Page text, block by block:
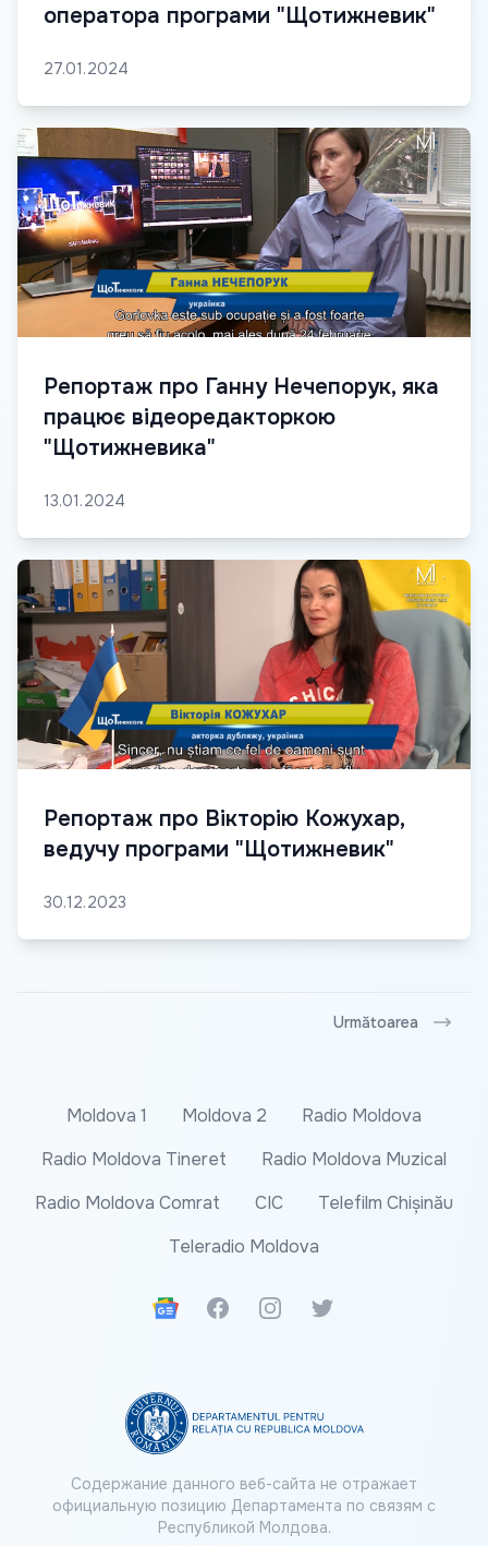
оператора програми "Щотижневик"
27.01.2024
Репортаж про Ганну Нечепорук, яка
працює відеоредакторкою
"Щотижневика"
13.01.2024
Репортаж про Вікторію Кожухар,
ведучу програми "Щотижневик"
30.12.2023
Următoarea
Moldova 1 Moldova 2
Radio Moldova
Radio Moldova Tineret
Radio Moldova Muzical
Radio Moldova Comrat
CIC
Telefilm Chișinău
Teleradio Moldova
Google News
FacebookInstagramTwitter
Содержание данного веб-сайта не отражает
официальную позицию Департамента по связям с
Республикой Молдова.